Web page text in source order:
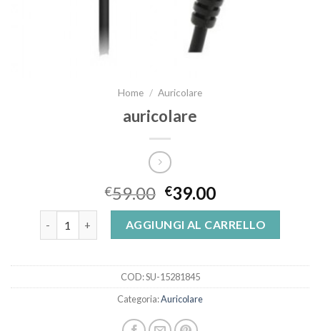
Home / Auricolare
auricolare
€59.00 €39.00
auricolare quantitàAGGIUNGI AL CARRELLO
COD:SU-15281845
Categoria:Auricolare